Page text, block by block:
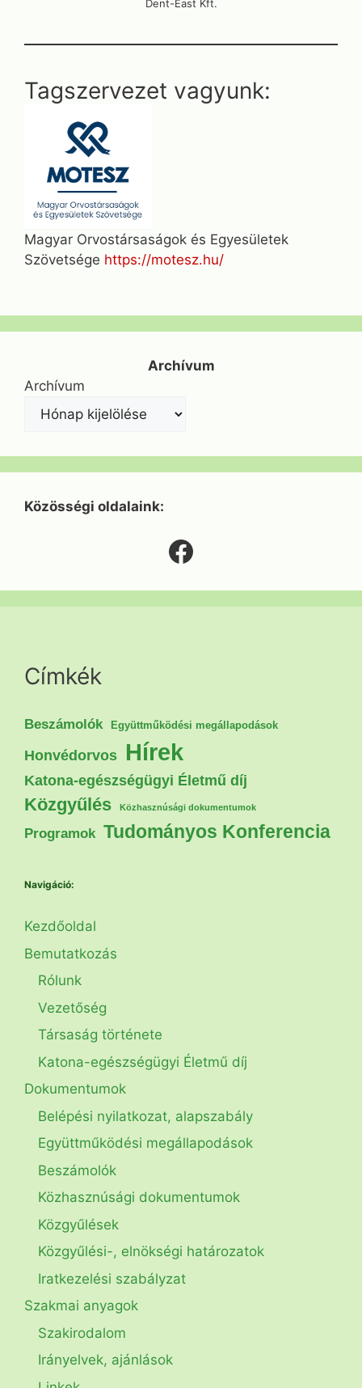
Dent-East Kft.
Tagszervezet vagyunk:
Magyar Orvostársaságok és Egyesületek
Szövetsége https://motesz.hu/
Archívum
Archívum
Közösségi oldalaink:
Facebook
Címkék
Beszámolók Együttműködési megállapodások
Honvédorvos Hírek
Katona-egészségügyi Életmű díj
Közgyűlés Közhasznúsági dokumentumok
Programok Tudományos Konferencia
Navigáció:
Kezdőoldal
Bemutatkozás
Rólunk
Vezetőség
Társaság története
Katona-egészségügyi Életmű díj
Dokumentumok
Belépési nyilatkozat, alapszabály
Együttműködési megállapodások
Beszámolók
Közhasznúsági dokumentumok
Közgyűlések
Közgyűlési-, elnökségi határozatok
Iratkezelési szabályzat
Szakmai anyagok
Szakirodalom
Irányelvek, ajánlások